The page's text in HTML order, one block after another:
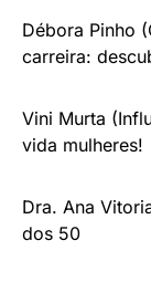
Débora Pinho
carreira:
Vini Murta
vida mulheres!
Dra. Ana
dos 50